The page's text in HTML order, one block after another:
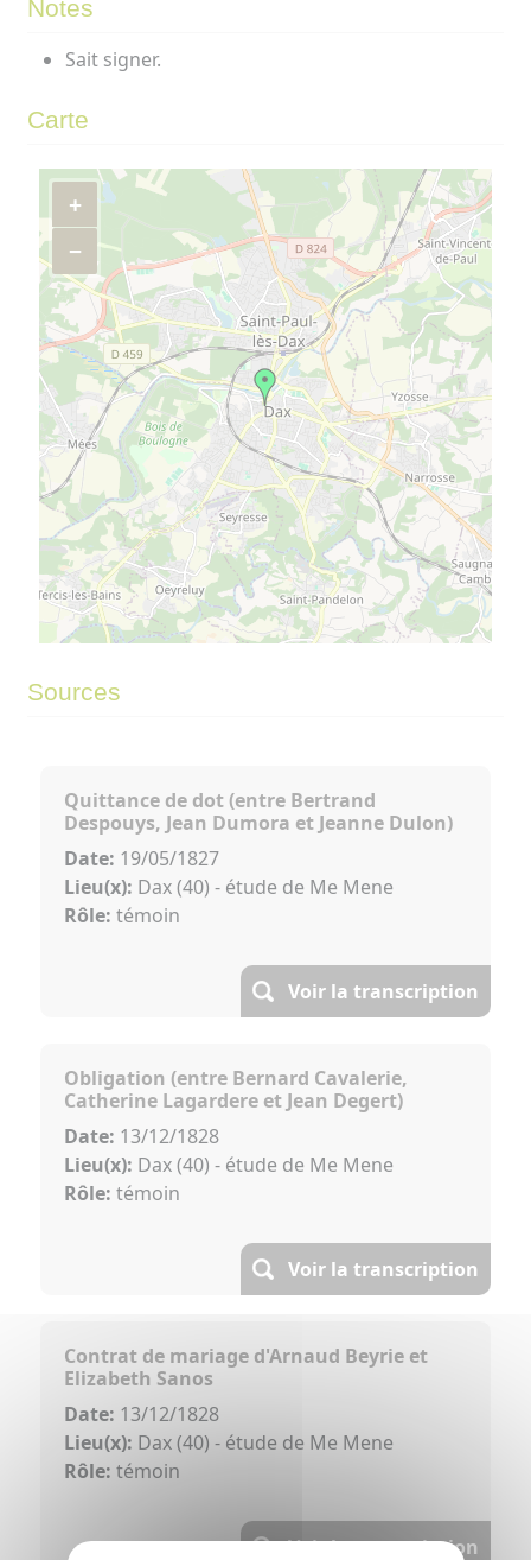
Notes
Sait signer.
Carte
+
−
Sources
Quittance de dot (entre Bertrand
Despouys, Jean Dumora et Jeanne Dulon)
Date: 19/05/1827
Lieu(x): Dax (40) - étude de Me Mene
Rôle: témoin
Voir la transcription
Obligation (entre Bernard Cavalerie,
Catherine Lagardere et Jean Degert)
Date: 13/12/1828
Lieu(x): Dax (40) - étude de Me Mene
Rôle: témoin
Voir la transcription
Contrat de mariage d'Arnaud Beyrie et
Elizabeth Sanos
Date: 13/12/1828
Lieu(x): Dax (40) - étude de Me Mene
Rôle: témoin
Voir la transcription